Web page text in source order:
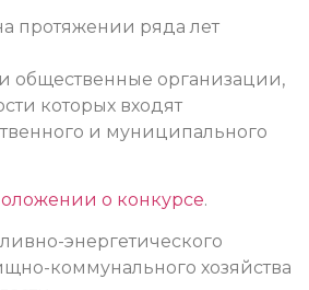
протяжении ряда лет
общественные организации,
которых входят
и муниципального
о конкурсе.
энергетического
коммунального хозяйства